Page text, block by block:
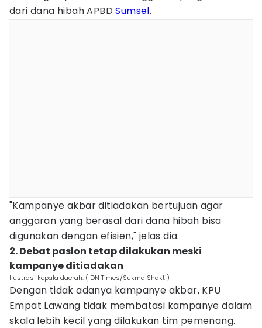
dari dana hibah APBDSumsel.
"Kampanye akbar ditiadakan bertujuan agar
anggaran yang berasal dari dana hibah bisa
digunakan dengan efisien," jelas dia.
2. Debat paslon tetap dilakukan meski
kampanye ditiadakan
Ilustrasi kepala daerah. (IDN Times/Sukma Shakti)
Dengan tidak adanya kampanye akbar, KPU
Empat Lawang tidak membatasi kampanye dalam
skala lebih kecil yang dilakukan tim pemenang.